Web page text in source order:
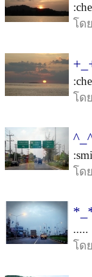
โด
โด
โด
.....
โด